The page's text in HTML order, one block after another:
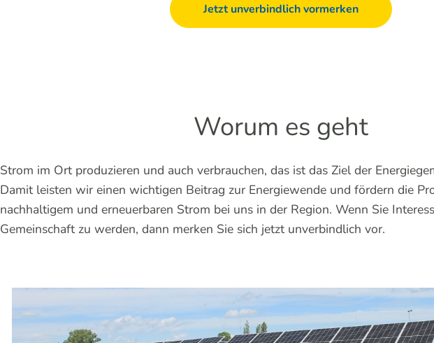
Jetzt unverbindlich vormerken
Worum es geht
Strom im Ort produzieren und auch verbrauchen, das ist das Ziel der
Damit leisten wir einen wichtigen Beitrag zur Energiewende und fördern die
nachhaltigem und erneuerbaren Strom bei uns in der Region. Wenn Sie
Gemeinschaft zu werden, dann merken Sie sich jetzt unverbindlich vor.